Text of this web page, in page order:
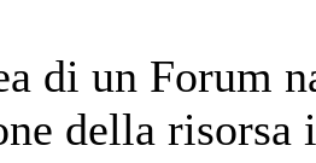
di un Forum
della risorsa